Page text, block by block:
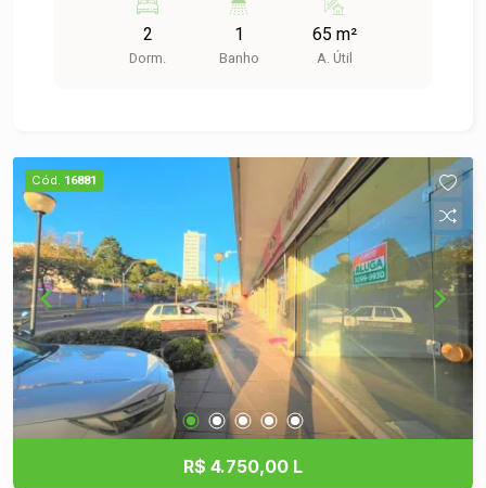
busca conforto e praticidade. Descrição: Este
apartamento conta com uma distribuição
inteligente dos espaços, proporcionando um
para receber amigos e familiares, enquanto a
cozinha oferece praticidade para o dia a dia. Não
perca a oportunidade de viver em um dos bairros
mais valorizados de São Leopoldo! Entre em
contato para agendar uma visita e conhecer seu
novo lar. Estamos à disposição para esclarecer
qualquer dúvida e ajudá-lo a encontrar o seu novo
apartamento!
2
Dorm.
1
Banho
65 m²
A. Útil
Cód. 16881
R$ 4.750,00 L